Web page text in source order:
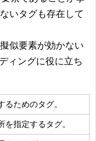
いタグも存在して
似要素が効かない
ィングに役に立ち
るためのタグ。
を指定するタグ。